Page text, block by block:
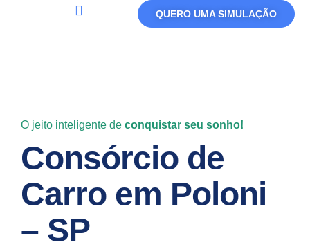
QUERO UMA SIMULAÇÃO
O jeito inteligente de conquistar seu sonho!
Consórcio de
Carro em Poloni
– SP